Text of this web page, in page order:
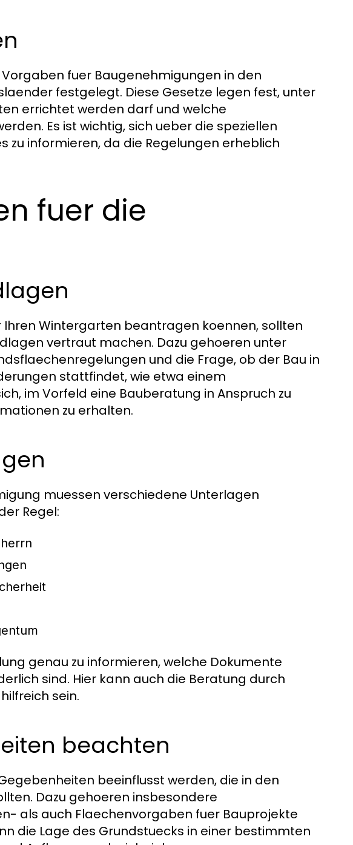
fuer Baugenehmigungen in den
festgelegt. Diese Gesetze legen fest, unter
errichtet werden darf und welche
Es ist wichtig, sich ueber die speziellen
zu informieren, da die Regelungen erheblich
fuer die
Ihren Wintergarten beantragen koennen, sollten
vertraut machen. Dazu gehoeren unter
und die Frage, ob der Bau in
stattfindet, wie etwa einem
im Vorfeld eine Bauberatung in Anspruch zu
zu erhalten.
muessen verschiedene Unterlagen
Regel:
genau zu informieren, welche Dokumente
sind. Hier kann auch die Beratung durch
sein.
beachten
beeinflusst werden, die in den
Dazu gehoeren insbesondere
als auch Flaechenvorgaben fuer Bauprojekte
die Lage des Grundstuecks in einer bestimmten